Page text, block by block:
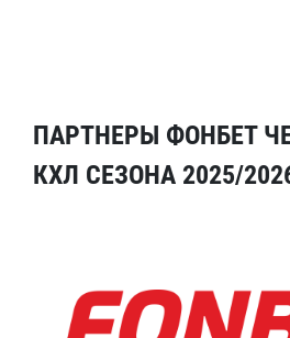
ПАРТНЕРЫ ФОНБЕТ
КХЛ СЕЗОНА 2025/